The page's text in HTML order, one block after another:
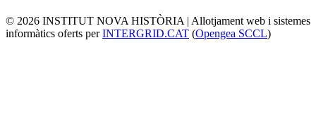
© 2026 INSTITUT NOVA HISTÒRIA | Allotjament web i sistemes
informàtics oferts perINTERGRID.CAT (Opengea SCCL)